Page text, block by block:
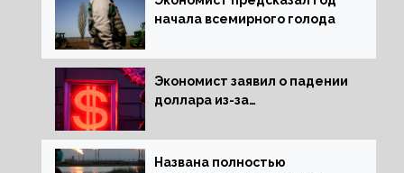
начала всемирного голода
Экономист заявил о падении
доллара из-за
Названа полностью